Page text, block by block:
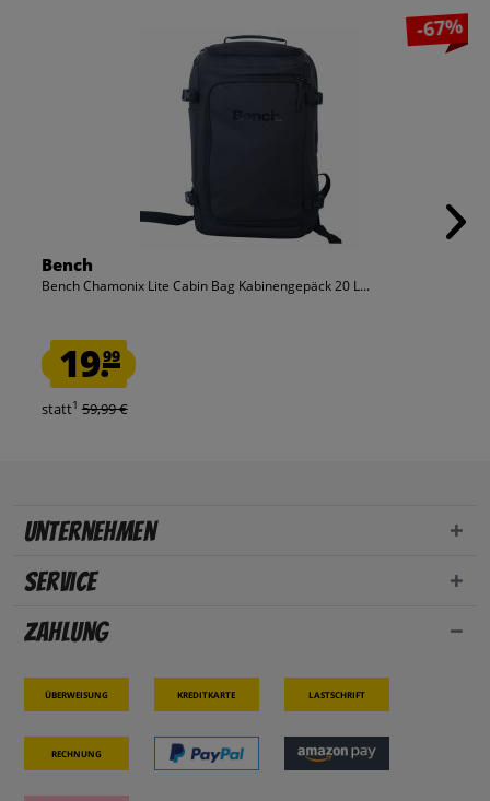
-67%
Bench
Bench Chamonix Lite Cabin Bag Kabinengepäck 20 L...
19.99
statt1 59,99 €
Unternehmen
Service
Zahlung
Überweisung Kreditkarte Lastschrift
Rechnung